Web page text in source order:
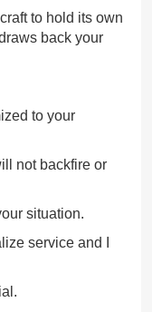
to hold its own
back your
to your
not backfire or
situation.
service and I